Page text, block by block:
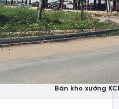
Bán kho xưởng